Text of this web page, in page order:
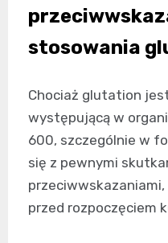
stosowania
Chociaż glutation
występującą w
600, szczególnie w
się z pewnymi
przed rozpoczęciem